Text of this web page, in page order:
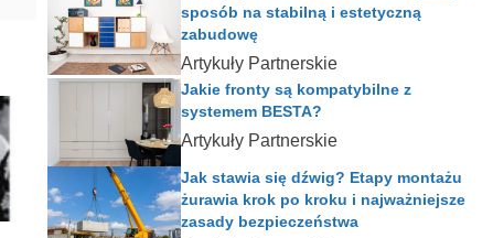
Artykuły Partnerskie
sposób na stabilną i estetyczną
zabudowę
Artykuły Partnerskie
Jakie fronty są kompatybilne z
systemem BESTA?
Jak stawia się dźwig? Etapy montażu
żurawia krok po kroku i najważniejsze
zasady bezpieczeństwa